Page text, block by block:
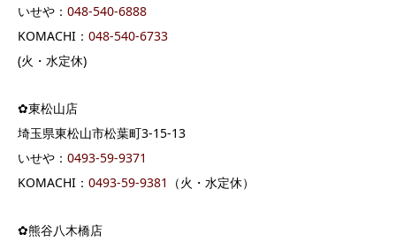
いせや： 048-540-6888
KOMACHI： 048-540-6733
(火・水定休)
✿東松山店
埼玉県東松山市松葉町3-15-13
いせや： 0493-59-9371
KOMACHI： 0493-59-9381 （火・水定休）
✿熊谷八木橋店